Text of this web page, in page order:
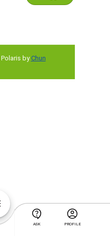
ASK PROFILE
Polaris by Chun